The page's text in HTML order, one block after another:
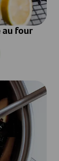
au four